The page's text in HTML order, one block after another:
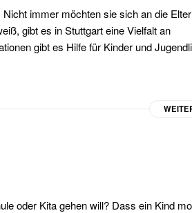
immer möchten sie sich an die
gibt es in Stuttgart eine Vielfalt an
gibt es Hilfe für Kinder und
oder Kita gehen will? Dass ein Kind